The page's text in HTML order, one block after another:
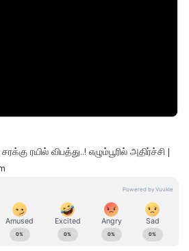
ரயில் விபத்து..! எழும்பூரில் அதிர்ச்சி |